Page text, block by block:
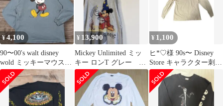
¥4,100
90〜00's walt disney
wold ミッキーマウス
ロングtシャツ
¥ 13,900
Mickey Unlimited ミッ
キー ロンT グレー 希
少 ファンタジー
¥ 1,100
ヒ*♡様 90s〜 Disney
Store キャラクター刺繍
ヘンリーネック